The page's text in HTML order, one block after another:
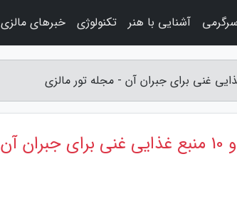
آشنایی با هنر تکنولوژی خبرهای مالزی